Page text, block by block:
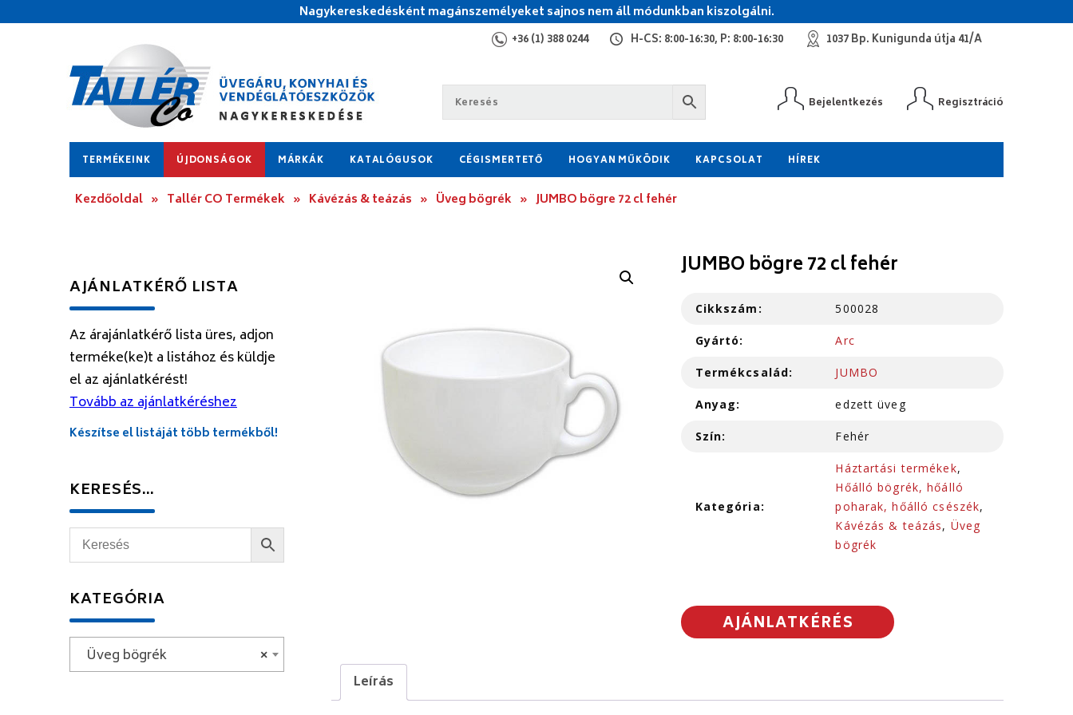
Nagykereskedésként magánszemélyeket sajnos nem áll módunkban kiszolgálni.
+36 (1) 388 0244 H-CS: 8:00-16:30, P: 8:00-16:30 1037 Bp. Kunigunda útja 41/A
Bejelentkezés Regisztráció
TERMÉKEINK ÚJDONSÁGOK MÁRKÁK KATALÓGUSOK CÉGISMERTETŐ HOGYAN MŰKÖDIK KAPCSOLAT HÍREK
Kezdőoldal » Tallér CO Termékek » Kávézás & teázás » Üveg bögrék » JUMBO bögre 72 cl fehér
JUMBO bögre 72 cl fehér
Cikkszám: 500028
Gyártó: Arc
Termékcsalád: JUMBO
Anyag: edzett üveg
Szín: Fehér
Kategória:
Háztartási termékek,
Hőálló bögrék, hőálló
poharak, hőálló csészék,
Kávézás & teázás, Üveg
bögrék
AJÁNLATKÉRÉS
Leírás
AJÁNLATKÉRŐ LISTA
Az árajánlatkérő lista üres, adjon
terméke(ke)t a listához és küldje
el az ajánlatkérést!
Tovább az ajánlatkéréshez
Készítse el listáját több termékből!
KERESÉS…
KATEGÓRIA
×
Üveg bögrék